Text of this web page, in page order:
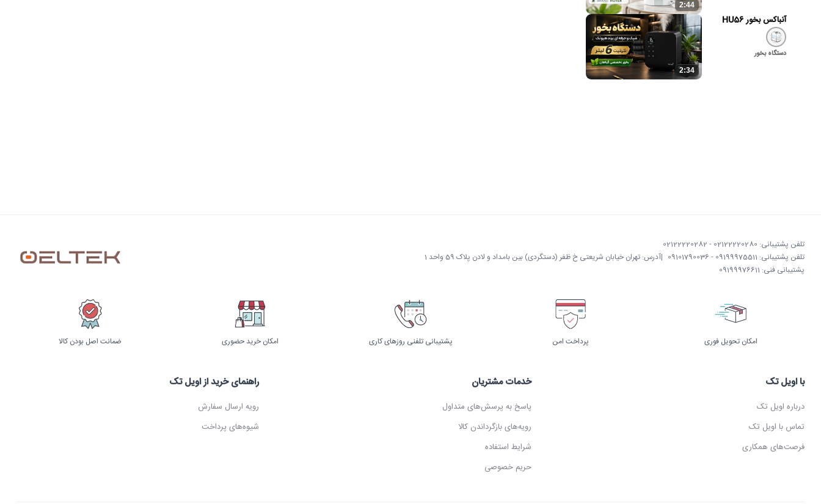
2:44
2:34
آنباکس بخور HU56
دستگاه بخور
تلفن پشتیبانی: 02122220280 - 02122220282
تلفن پشتیبانی: 09199975511 - 09101790036
پشتیبانی فنی: 09199976611
|آدرس: تهران خیابان شریعتی خ ظفر (دستگردی) بین بامداد و لادن پلاک 59 واحد 1
امکان تحویل فوری پرداخت امن پشتیبانی تلفنی روزهای کاری امکان خرید حضوری ضمانت اصل بودن کالا
با اویل تک
درباره اویل تک
تماس با اویل تک
فرصت‌های همکاری
خدمات مشتریان
پاسخ به پرسش‌های متداول
رویه‌های بازگرداندن کالا
شرایط استفاده
حریم خصوصی
راهنمای خرید از اویل تک
رویه ارسال سفارش
شیوه‌های پرداخت